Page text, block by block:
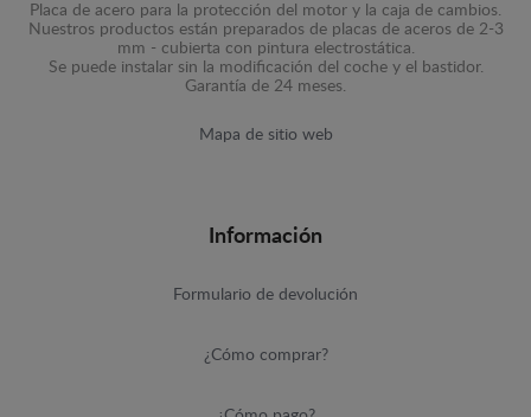
Placa de acero para la protección del motor y la caja de cambios.
Nuestros productos están preparados de placas de aceros de 2-3
mm - cubierta con pintura electrostática.
Se puede instalar sin la modificación del coche y el bastidor.
Garantía de 24 meses.
Mapa de sitio web
Información
Formulario de devolución
¿Cómo comprar?